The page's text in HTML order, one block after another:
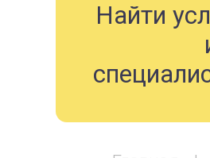
Найти